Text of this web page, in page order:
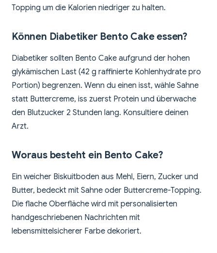
Topping um die Kalorien niedriger zu halten.
Können Diabetiker Bento Cake essen?
Diabetiker sollten Bento Cake aufgrund der hohen
glykämischen Last (42 g raffinierte Kohlenhydrate pro
Portion) begrenzen. Wenn du einen isst, wähle Sahne
statt Buttercreme, iss zuerst Protein und überwache
den Blutzucker 2 Stunden lang. Konsultiere deinen
Arzt.
Woraus besteht ein Bento Cake?
Ein weicher Biskuitboden aus Mehl, Eiern, Zucker und
Butter, bedeckt mit Sahne oder Buttercreme-Topping.
Die flache Oberfläche wird mit personalisierten
handgeschriebenen Nachrichten mit
lebensmittelsicherer Farbe dekoriert.